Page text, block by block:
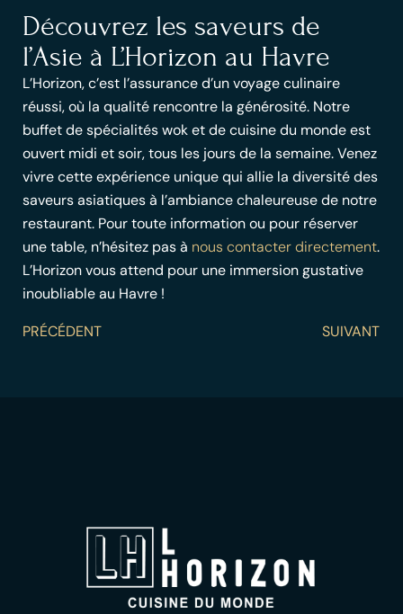
Découvrez les saveurs de
l’Asie à L’Horizon au Havre
L’Horizon, c’est l’assurance d’un voyage culinaire
réussi, où la qualité rencontre la générosité. Notre
buffet de spécialités wok et de cuisine du monde est
ouvert midi et soir, tous les jours de la semaine. Venez
vivre cette expérience unique qui allie la diversité des
saveurs asiatiquesà l’ambiance chaleureuse de notre
restaurant. Pour toute information ou pour réserver
une table, n’hésitez pas à nous contacter directement.
L’Horizon vous attend pour une immersion gustative
inoubliable au Havre !
PRÉCÉDENT
SUIVANT